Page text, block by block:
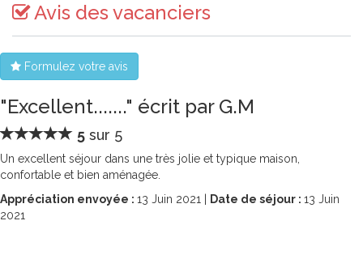
Avis des vacanciers
Formulez votre avis
"Excellent......." écrit par G.M
5 sur 5
Un excellent séjour dans une très jolie et typique maison,
confortable et bien aménagée.
Appréciation envoyée : 13 Juin 2021 | Date de séjour : 13 Juin
2021